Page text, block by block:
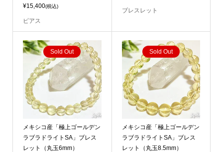
¥15,400(税込)
ピアス
ブレスレット
Sold Out
メキシコ産「極上ゴールデン
ラブラドライトSA」ブレス
レット（丸玉6mm）
Sold Out
メキシコ産「極上ゴールデン
ラブラドライトSA」ブレス
レット（丸玉8.5mm）